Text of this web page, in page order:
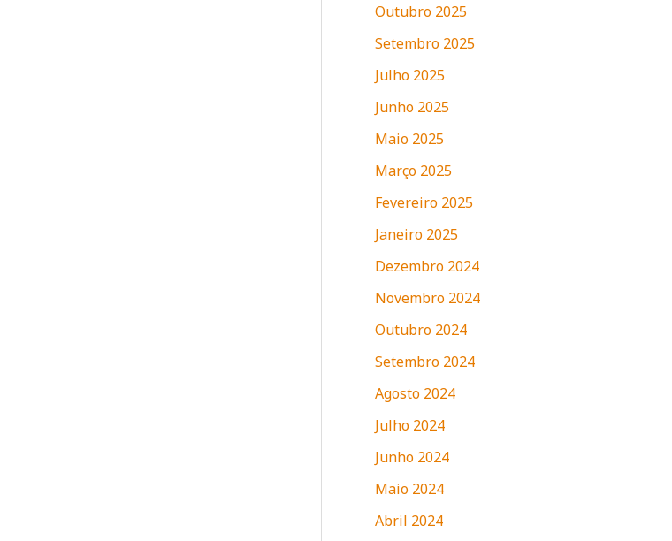
Outubro 2025
Setembro 2025
Julho 2025
Junho 2025
Maio 2025
Março 2025
Fevereiro 2025
Janeiro 2025
Dezembro 2024
Novembro 2024
Outubro 2024
Setembro 2024
Agosto 2024
Julho 2024
Junho 2024
Maio 2024
Abril 2024